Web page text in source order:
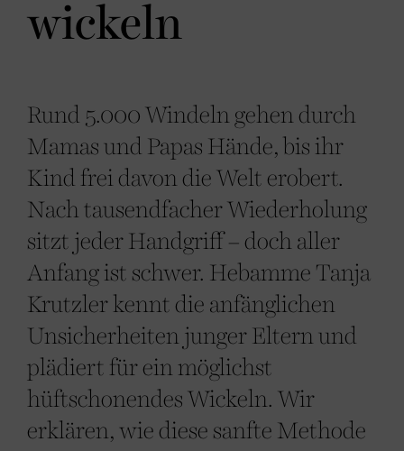
wickeln
Rund 5.000 Windeln gehen durch
Mamas und Papas Hände, bis ihr
Kind frei davon die Welt erobert.
Nach tausendfacher Wiederholung
sitzt jeder Handgriff – doch aller
Anfang ist schwer. Hebamme Tanja
Krutzler kennt die anfänglichen
Unsicherheiten junger Eltern und
plädiert für ein möglichst
hüftschonendes Wickeln. Wir
erklären, wie diese sanfte Methode